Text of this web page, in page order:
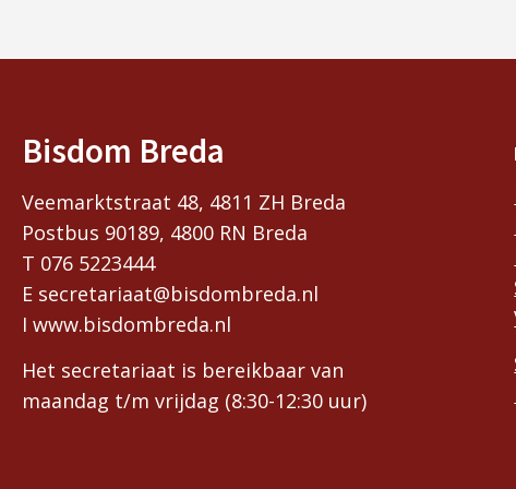
Bisdom Breda
Veemarktstraat 48, 4811 ZH Breda
Postbus 90189, 4800 RN Breda
T 076 5223444
E secretariaat@bisdombreda.nl
I www.bisdombreda.nl
Het secretariaat is bereikbaar van
maandag t/m vrijdag (8:30-12:30 uur)